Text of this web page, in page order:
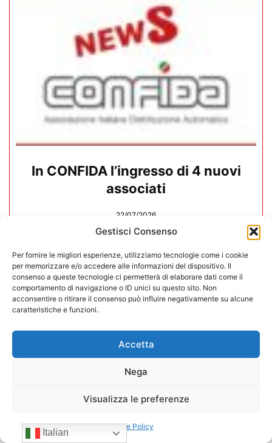
Gestisci Consenso
Per fornire le migliori esperienze, utilizziamo tecnologie come i cookie
per memorizzare e/o accedere alle informazioni del dispositivo. Il
consenso a queste tecnologie ci permetterà di elaborare dati come il
comportamento di navigazione o ID unici su questo sito. Non
acconsentire o ritirare il consenso può influire negativamente su alcune
caratteristiche e funzioni.
Accetta
Nega
Visualizza le preferenze
Cookie Policy
In CONFIDA l’ingresso di 4 nuovi
associati
22/07/2026
nuovo Consiglio di Amministrazione
Italian